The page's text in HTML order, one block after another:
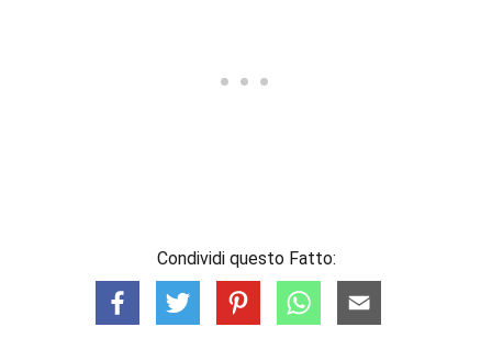
Condividi questo Fatto: